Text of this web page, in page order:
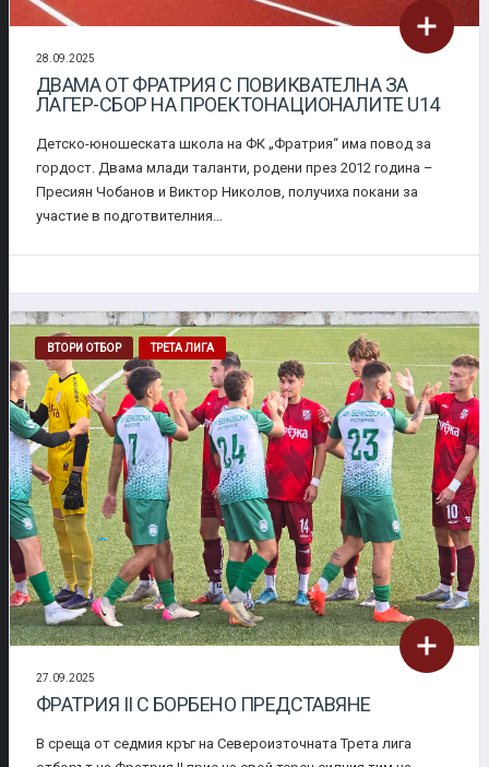
28.09.2025
ДВАМА ОТ ФРАТРИЯ С ПОВИКВАТЕЛНА ЗА
ЛАГЕР-СБОР НА ПРОЕКТОНАЦИОНАЛИТЕ U14
Детско-юношеската школа на ФК „Фратрия“ има повод за
гордост. Двама млади таланти, родени през 2012 година –
Пресиян Чобанов и Виктор Николов, получиха покани за
участие в подготвителния...
ВТОРИ ОТБОР ТРЕТА ЛИГА
27.09.2025
ФРАТРИЯ II С БОРБЕНО ПРЕДСТАВЯНЕ
В среща от седмия кръг на Североизточната Трета лига